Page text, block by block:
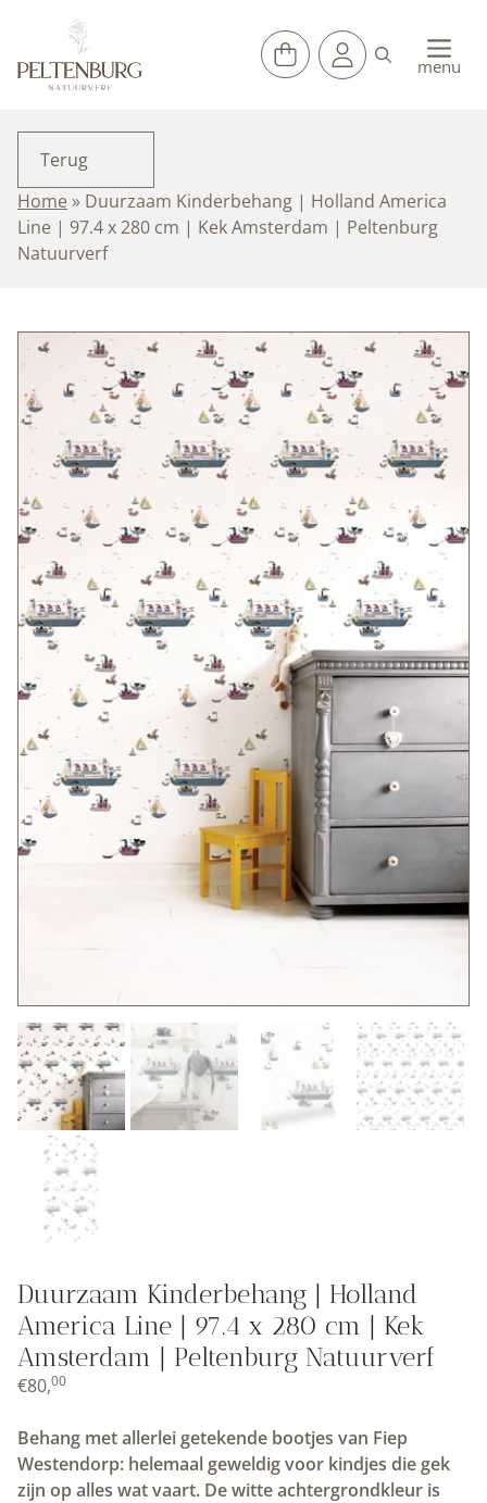
de
inhoud
menu
Terug
Home » Duurzaam Kinderbehang | Holland America
Line | 97.4 x 280 cm | Kek Amsterdam | Peltenburg
Natuurverf
Duurzaam Kinderbehang | Holland
America Line | 97.4 x 280 cm | Kek
Amsterdam | Peltenburg Natuurverf
€80,00
Behang met allerlei getekende bootjes van Fiep
Westendorp: helemaal geweldig voor kindjes die gek
zijn op alles wat vaart. De witte achtergrondkleur is